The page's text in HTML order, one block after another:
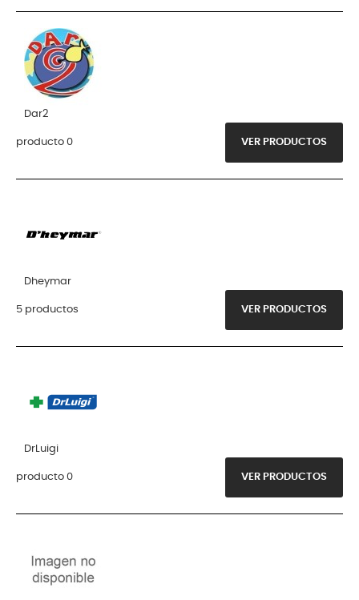
Dar2
producto 0 VER PRODUCTOS
Dheymar
5 productos VER PRODUCTOS
DrLuigi
producto 0 VER PRODUCTOS